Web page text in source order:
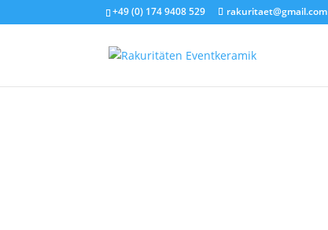
+49 (0) 174 9408 529 rakuritaet@gmail.com